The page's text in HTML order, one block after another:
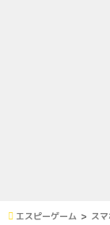
エスピーゲーム ス